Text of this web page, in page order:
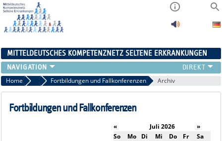
MITTELDEUTSCHES KOMPETENZNETZ SELTENE ERKRANKUNGEN
ÜBERSICHT
A-ZENTRUM
FACHZENTREN
Home AktuellesFortbildungen und Fallkonferenzen Archiv
Fortbildungen und Fallkonferenzen
« Juli 2026
»
So
Mo Di Mi Do Fr
Sa